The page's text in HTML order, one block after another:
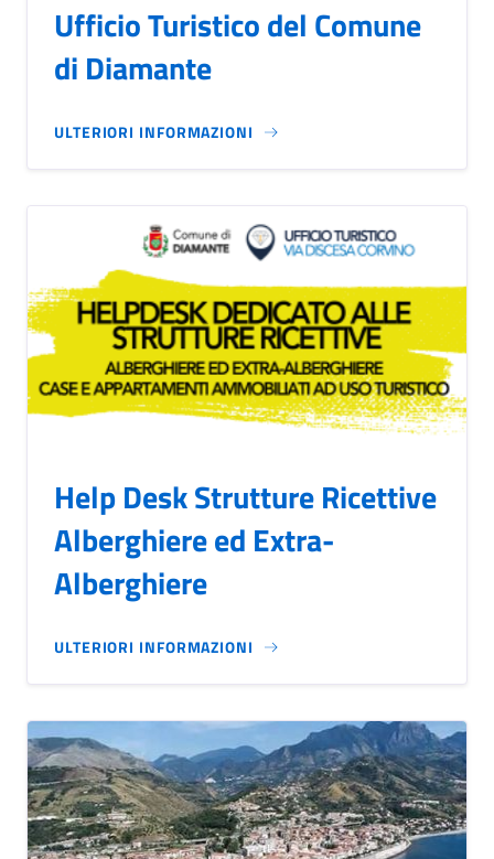
Ufficio Turistico del Comune
di Diamante
ULTERIORI INFORMAZIONI
Help Desk Strutture Ricettive
Alberghiere ed Extra-
Alberghiere
ULTERIORI INFORMAZIONI